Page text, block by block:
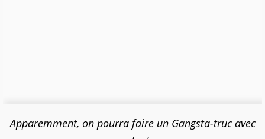
Apparemment, on pourra faire un Gangsta-truc avec